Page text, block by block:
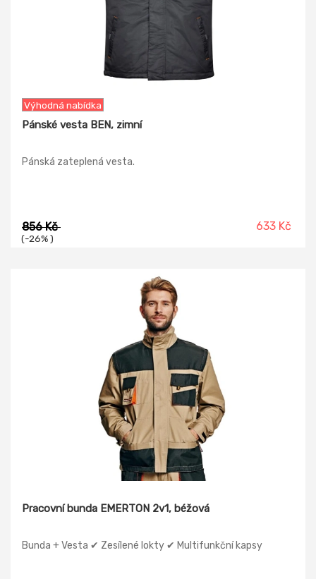
Výhodná nabídka
Pánské vesta BEN, zimní
Pánská zateplená vesta.
856 Kč
(-26% )
633 Kč
Pracovní bunda EMERTON 2v1, béžová
Bunda + Vesta ✔ Zesílené lokty ✔ Multifunkční kapsy